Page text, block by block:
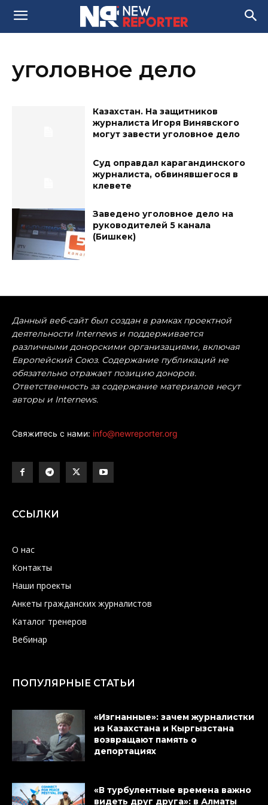
уголовное дело
Казахстан. На защитников
журналиста Игоря Винявского
могут завести уголовное дело
Суд оправдал карагандинского
журналиста, обвинявшегося в
клевете
Заведено уголовное дело на
руководителей 5 канала
(Бишкек)
Данный веб-сайт был создан в рамках проектной
деятельности Internews и поддерживается
различными донорскими организациями, включая
Европейский Союз. Содержание публикаций не
обязательно отражает позицию доноров.
Ответственность за содержание материалов несут
авторы и Internews.
Свяжитесь с нами: info@newreporter.org
ССЫЛКИ
О нас
Контакты
Наши проекты
Анкеты гражданских журналистов
Каталог тренеров
Вебинар
ПОПУЛЯРНЫЕ СТАТЬИ
«Изгнанные»: зачем журналистки
из Казахстана и Кыргызстана
возвращают память о
депортациях
«В турбулентные времена важно
видеть друг друга»: в Алматы